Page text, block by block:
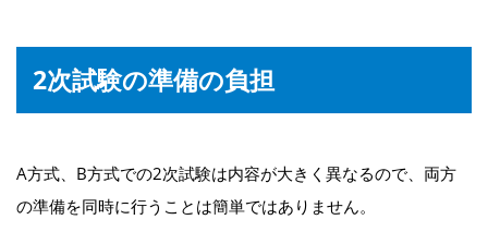
2次試験の準備の負担
A方式、B方式での2次試験は内容が大きく異なるので、両方
の準備を同時に行うことは簡単ではありません。